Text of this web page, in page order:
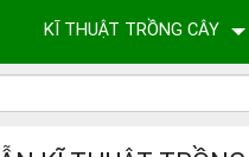
KĨ THUẬT TRỒNG CÂY